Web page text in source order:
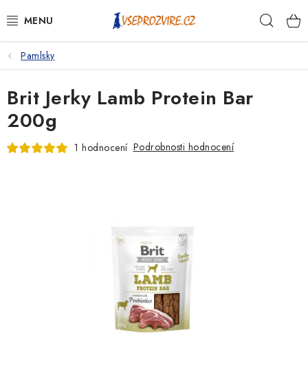
na
PSI
KOČKY
KONĚ
KRÁLÍCI/HLODAVCI/PTÁCI
Pamlsky
Brit Jerky Lamb Protein Bar
200g
1 hodnocení Podrobnosti hodnocení